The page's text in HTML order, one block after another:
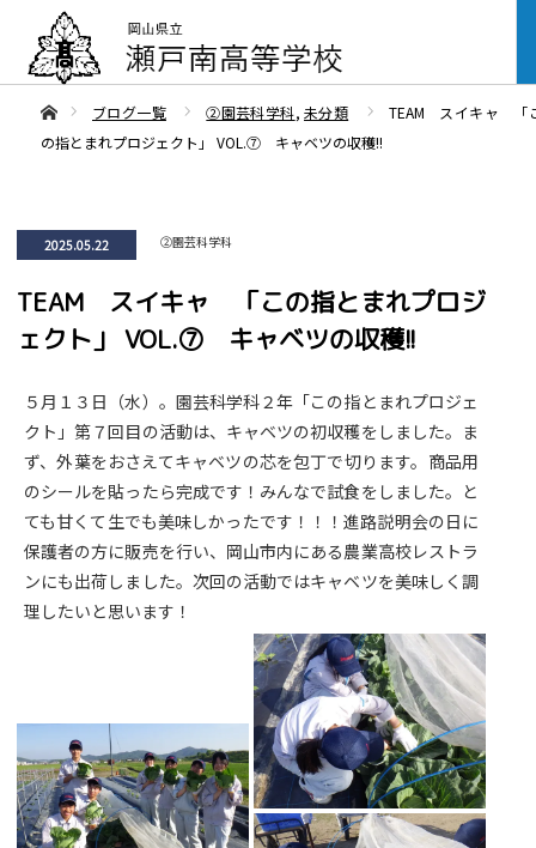
ああホームブログ一覧 ②園芸科学科,未分類
TEAM スイキャ 「
の指とまれプロジェクト」 VOL.⑦ キャベツの収穫!!
2025.05.22 ②園芸科学科
TEAM スイキャ 「この指とまれプロジ
ェクト」 VOL.⑦ キャベツの収穫!!
５月１３日（水）。園芸科学科２年「この指とまれプロジェ
クト」第７回目の活動は、キャベツの初収穫をしました。ま
ず、外葉をおさえてキャベツの芯を包丁で切ります。商品用
のシールを貼ったら完成です！みんなで試食をしました。と
ても甘くて生でも美味しかったです！！！進路説明会の日に
保護者の方に販売を行い、岡山市内にある農業高校レストラ
ンにも出荷しました。次回の活動ではキャベツを美味しく調
理したいと思います！